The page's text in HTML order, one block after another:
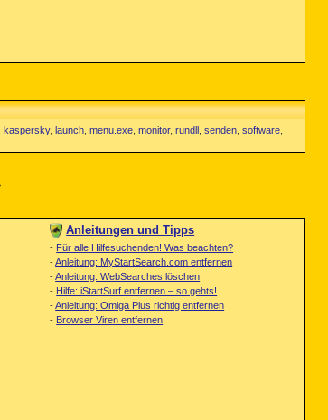
kaspersky, launch menu.exe monitor, rundll senden software
Anleitungen und Tipps
- Für alle Hilfesuchenden! Was beachten?
-Anleitung: MyStartSearch.com entfernen
-Anleitung: WebSearches löschen
- Hilfe: iStartSurf entfernen – so gehts!
-Anleitung: Omiga Plus richtig entfernen
- Browser Viren entfernen